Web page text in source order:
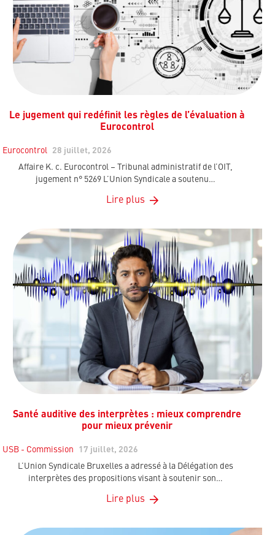
Le jugement qui redéfinit les règles de l’évaluation à
Eurocontrol
Eurocontrol
28 juillet, 2026
Affaire K. c. Eurocontrol – Tribunal administratif de l’OIT,
jugement n° 5269 L’Union Syndicale a soutenu…
Lire plus
Santé auditive des interprètes : mieux comprendre
pour mieux prévenir
USB - Commission
17 juillet, 2026
L’Union Syndicale Bruxelles a adressé à la Délégation des
interprètes des propositions visant à soutenir son…
Lire plus